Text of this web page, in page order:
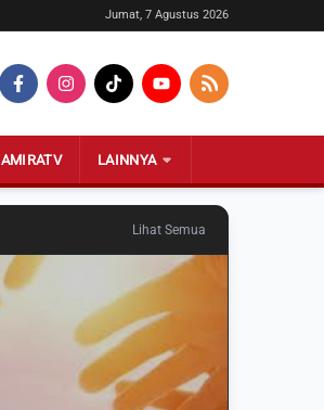
Jumat, 7 Agustus 2026
AMIRATV LAINNYA
Lihat Semua